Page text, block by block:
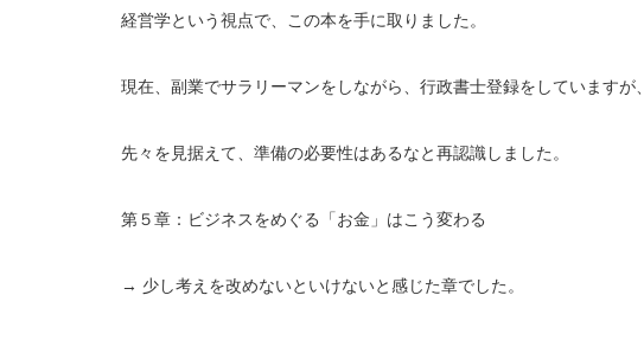
経営学という視点で、この本を手に取りました。
現在、副業でサラリーマンをしながら、行政書士登録をしていますが、
先々を見据えて、準備の必要性はあるなと再認識しました。
第５章：ビジネスをめぐる「お金」はこう変わる
→ 少し考えを改めないといけないと感じた章でした。